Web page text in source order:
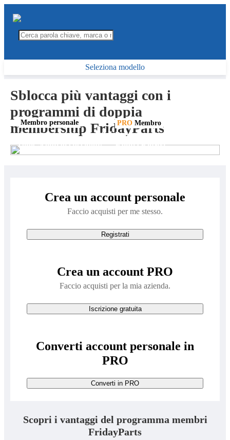
Seleziona modello
Sblocca più vantaggi con i
programmi di doppia
membership FridayParts
Membro personale
Accumula punti e riscattali
come sconti al checkout.
PRO Membro
Potenzia la tua attività con
sconti esclusivi
Crea un account personale
Faccio acquisti per me stesso.
Registrati
Crea un account PRO
Faccio acquisti per la mia azienda.
Iscrizione gratuita
Converti account personale in
PRO
Converti in PRO
Scopri i vantaggi del programma membri
FridayParts